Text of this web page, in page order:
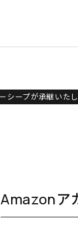
ープが承継いたし
Amazonア